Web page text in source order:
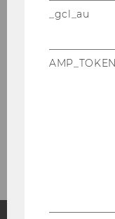
Registration
Publications
_gcl_au
AMP_TOKEN